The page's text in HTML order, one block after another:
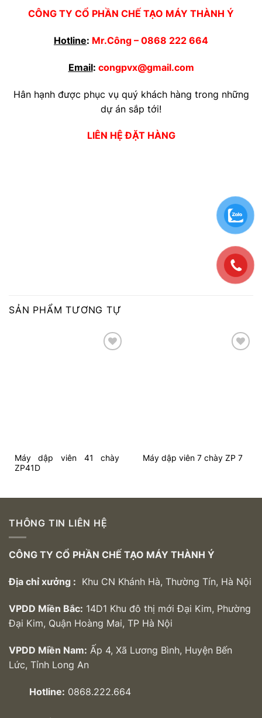
CÔNG TY CỔ PHẦN CHẾ TẠO MÁY THÀNH Ý
Hotline: Mr.Công – 0868 222 664
Email: congpvx@gmail.com
Hân hạnh được phục vụ quý khách hàng trong những
dự án sắp tới!
LIÊN HỆ ĐẶT HÀNG
SẢN PHẨM TƯƠNG TỰ
Máy dập viên 41 chày
ZP41D
Máy dập viên 7 chày ZP 7
THÔNG TIN LIÊN HỆ
CÔNG TY CỔ PHẦN CHẾ TẠO MÁY THÀNH Ý
Địa chỉ xưởng : Khu CN Khánh Hà, Thường Tín, Hà Nội
VPDD Miền Bắc: 14D1 Khu đô thị mới Đại Kim, Phường
Đại Kim, Quận Hoàng Mai, TP Hà Nội
VPDD Miền Nam: Ấp 4, Xã Lương Bình, Huyện Bến
Lức, Tỉnh Long An
Hotline: 0868.222.664